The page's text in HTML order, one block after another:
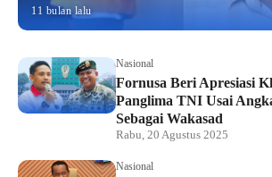
11 bulan lalu
Nasional
Fornusa Beri Apresiasi
Panglima TNI Usai
Sebagai Wakasad
Rabu, 20 Agustus 2025
Nasional